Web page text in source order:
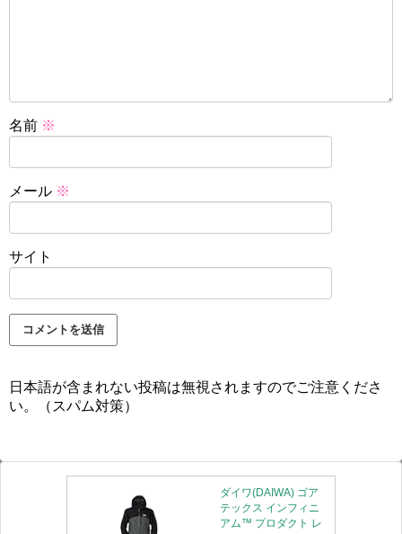
名前 ※
メール ※
サイト
日本語が含まれない投稿は無視されますのでご注意くださ
い。（スパム対策）
ダイワ(DAIWA) ゴア
テックス インフィニ
アム™ プロダクト レ